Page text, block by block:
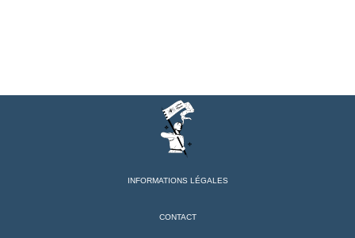
INFORMATIONS LÉGALES
CONTACT